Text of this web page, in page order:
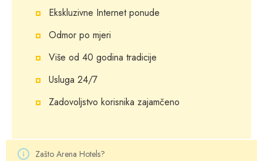
Ekskluzivne Internet ponude
Odmor po mjeri
Više od 40 godina tradicije
Usluga 24/7
Zadovoljstvo korisnika zajamčeno
Zašto Arena Hotels?